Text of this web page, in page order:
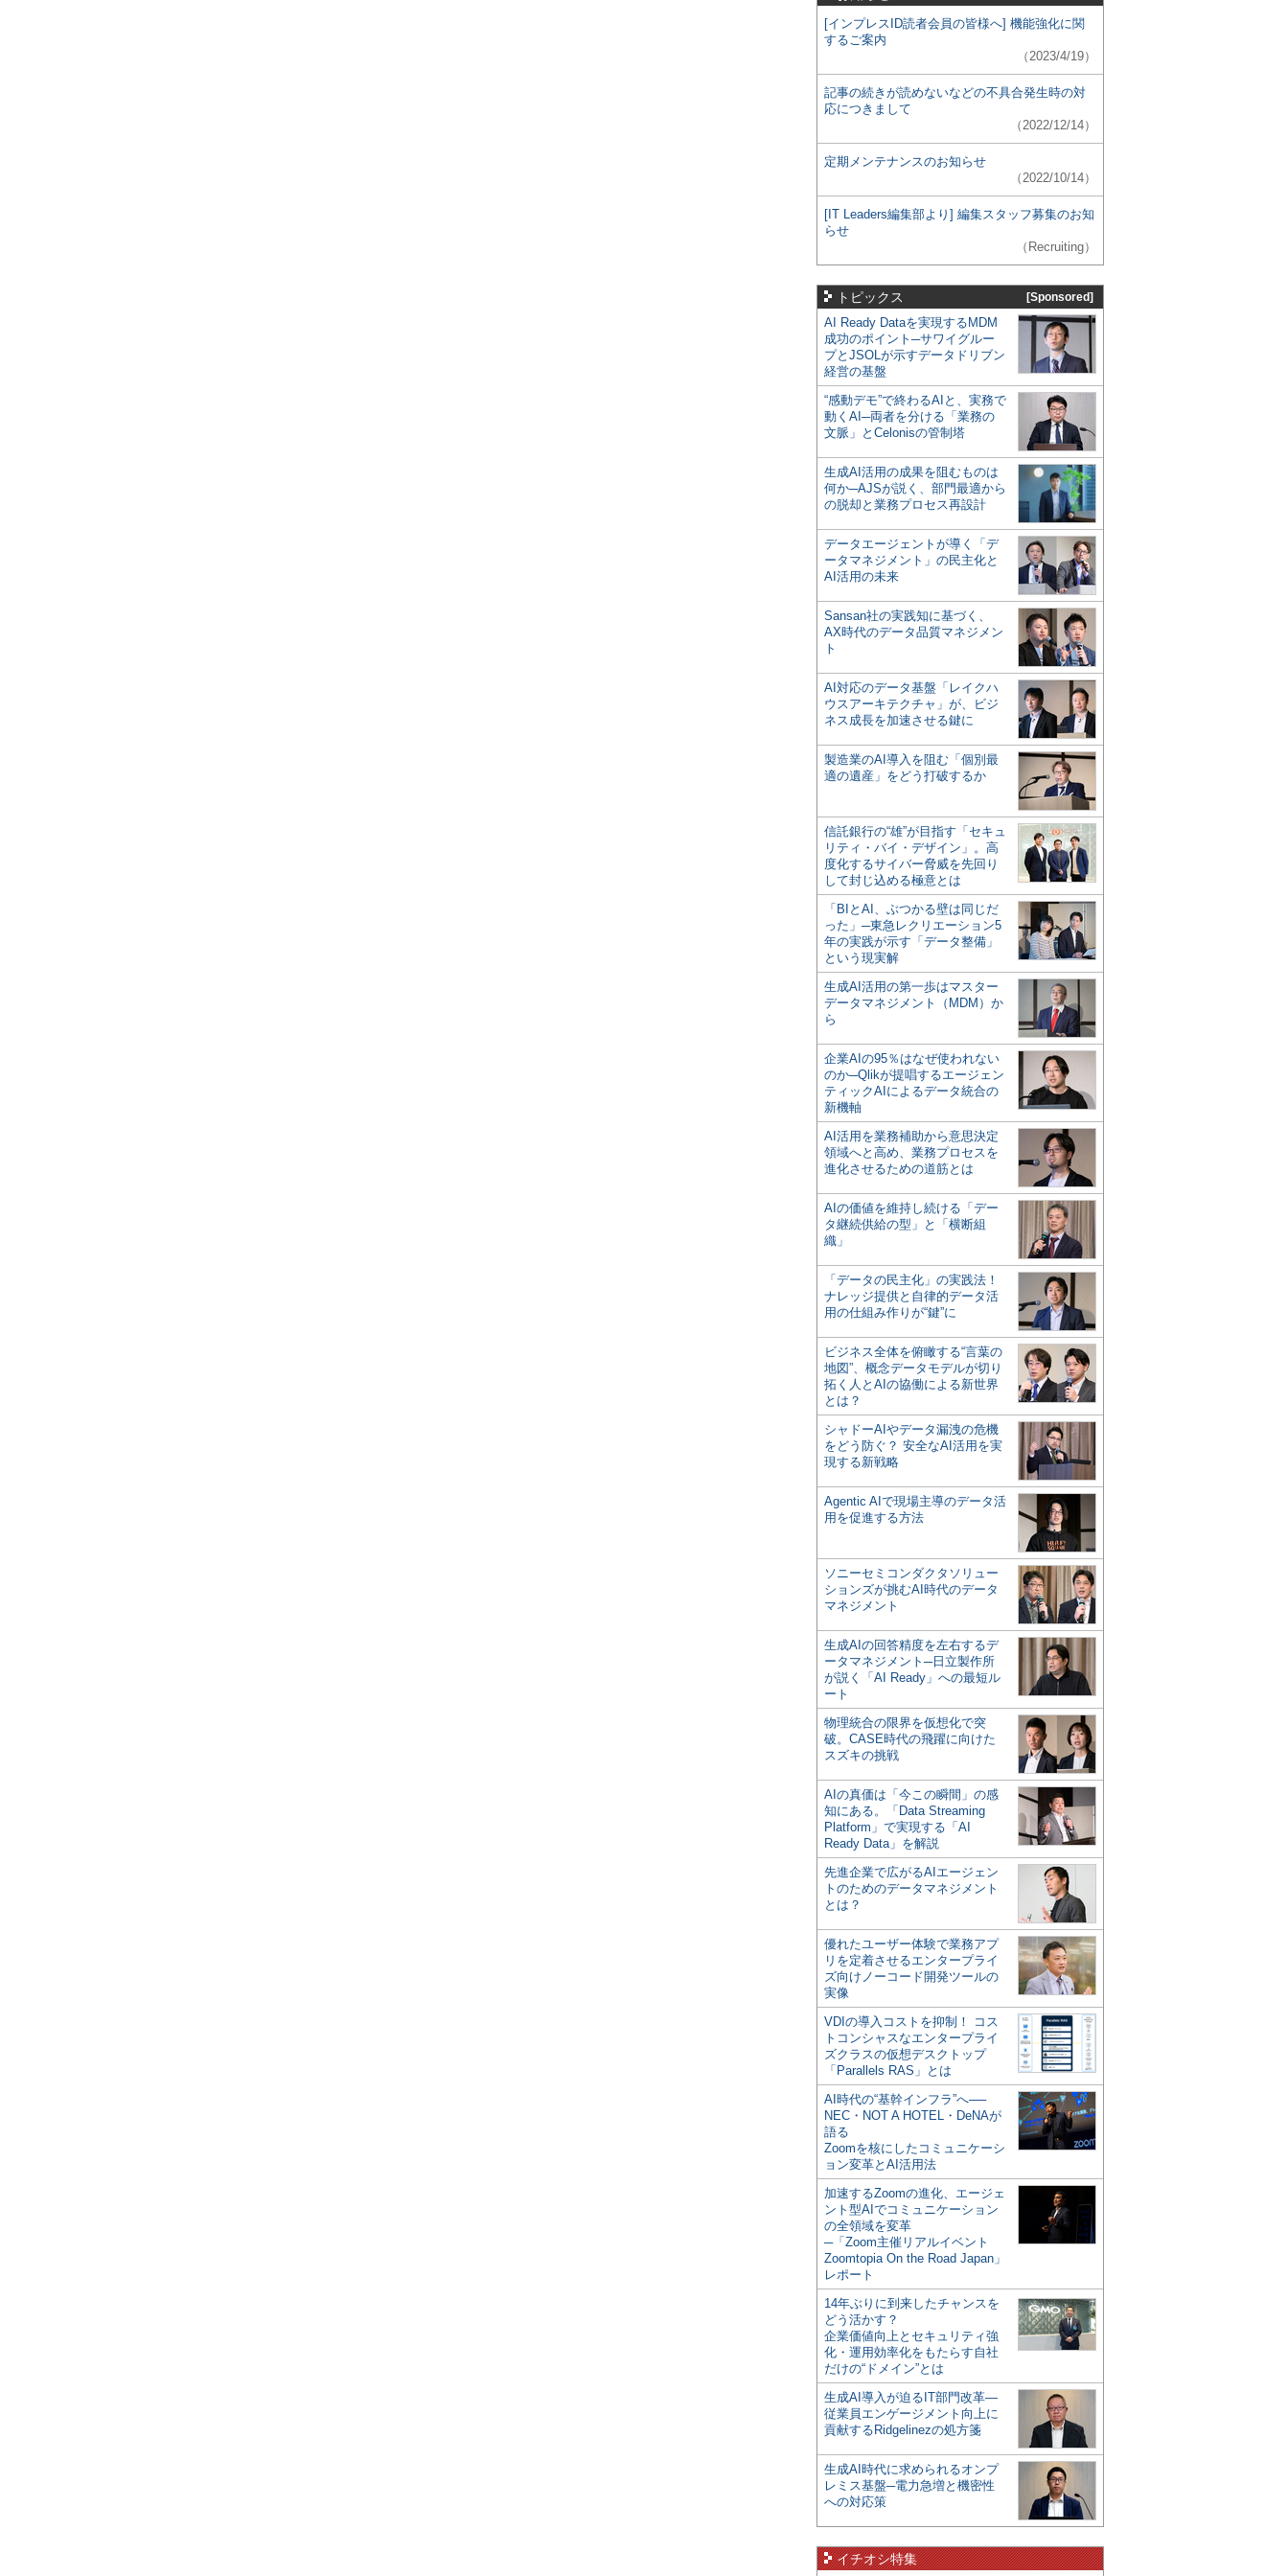
[インプレスID読者会員の皆様へ] 機能強化に関
するご案内
（2023/4/19）
記事の続きが読めないなどの不具合発生時の対
応につきまして
（2022/12/14）
定期メンテナンスのお知らせ
（2022/10/14）
[IT Leaders編集部より] 編集スタッフ募集のお知
らせ
（Recruiting）
トピックス [Sponsored]
AI Ready Dataを実現するMDM
成功のポイント─サワイグルー
プとJSOLが示すデータドリブン
経営の基盤
“感動デモ”で終わるAIと、実務で
動くAI─両者を分ける「業務の
文脈」とCelonisの管制塔
生成AI活用の成果を阻むものは
何か─AJSが説く、部門最適から
の脱却と業務プロセス再設計
データエージェントが導く「デ
ータマネジメント」の民主化と
AI活用の未来
Sansan社の実践知に基づく、
AX時代のデータ品質マネジメン
ト
AI対応のデータ基盤「レイクハ
ウスアーキテクチャ」が、ビジ
ネス成長を加速させる鍵に
製造業のAI導入を阻む「個別最
適の遺産」をどう打破するか
信託銀行の“雄”が目指す「セキュ
リティ・バイ・デザイン」。高
度化するサイバー脅威を先回り
して封じ込める極意とは
「BIとAI、ぶつかる壁は同じだ
った」─東急レクリエーション5
年の実践が示す「データ整備」
という現実解
生成AI活用の第一歩はマスター
データマネジメント（MDM）か
ら
企業AIの95％はなぜ使われない
のか─Qlikが提唱するエージェン
ティックAIによるデータ統合の
新機軸
AI活用を業務補助から意思決定
領域へと高め、業務プロセスを
進化させるための道筋とは
AIの価値を維持し続ける「デー
タ継続供給の型」と「横断組
織」
「データの民主化」の実践法！
ナレッジ提供と自律的データ活
用の仕組み作りが“鍵”に
ビジネス全体を俯瞰する“言葉の
地図”、概念データモデルが切り
拓く人とAIの協働による新世界
とは？
シャドーAIやデータ漏洩の危機
をどう防ぐ？ 安全なAI活用を実
現する新戦略
Agentic AIで現場主導のデータ活
用を促進する方法
ソニーセミコンダクタソリュー
ションズが挑むAI時代のデータ
マネジメント
生成AIの回答精度を左右するデ
ータマネジメント─日立製作所
が説く「AI Ready」への最短ル
ート
物理統合の限界を仮想化で突
破。CASE時代の飛躍に向けた
スズキの挑戦
AIの真価は「今この瞬間」の感
知にある。「Data Streaming
Platform」で実現する「AI
Ready Data」を解説
先進企業で広がるAIエージェン
トのためのデータマネジメント
とは？
優れたユーザー体験で業務アプ
リを定着させるエンタープライ
ズ向けノーコード開発ツールの
実像
VDIの導入コストを抑制！ コス
トコンシャスなエンタープライ
ズクラスの仮想デスクトップ
「Parallels RAS」とは
AI時代の“基幹インフラ”へ──
NEC・NOT A HOTEL・DeNAが
語る
Zoomを核にしたコミュニケーシ
ョン変革とAI活用法
加速するZoomの進化、エージェ
ント型AIでコミュニケーション
の全領域を変革
─「Zoom主催リアルイベント
Zoomtopia On the Road Japan」
レポート
14年ぶりに到来したチャンスを
どう活かす？
企業価値向上とセキュリティ強
化・運用効率化をもたらす自社
だけの“ドメイン”とは
生成AI導入が迫るIT部門改革―
従業員エンゲージメント向上に
貢献するRidgelinezの処方箋
生成AI時代に求められるオンプ
レミス基盤─電力急増と機密性
への対応策
イチオシ特集